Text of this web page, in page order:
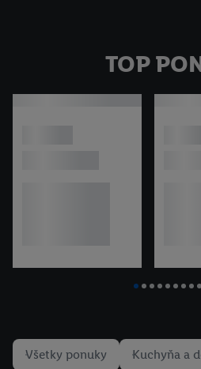
TOP
Všetky ponuky Kuchyňa a